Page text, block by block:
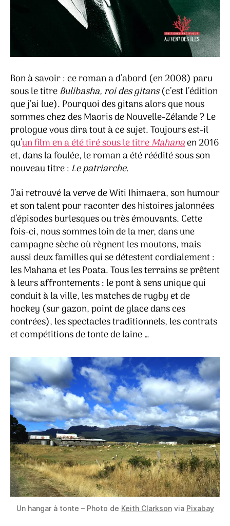
Bon à savoir : ce roman a d’abord (en 2008) paru
sous le titre Bulibasha, roi des gitans(c’est l’édition
que j’ai lue). Pourquoi des gitans alors que nous
sommes chez des Maoris de Nouvelle-Zélande ? Le
prologue vous dira tout à ce sujet. Toujours est-il
qu’un film en a été tiré sous le titreMahanaen 2016
et, dans la foulée, le roman a été réédité sous son
nouveau titre : Le patriarche.
J’ai retrouvé la verve de Witi Ihimaera, son humour
et son talent pour raconter des histoires jalonnées
d’épisodes burlesques ou très émouvants. Cette
fois-ci, nous sommes loin de la mer, dans une
campagne sèche où règnent les moutons, mais
aussi deux familles qui se détestent cordialement :
les Mahana et les Poata. Tous les terrains se prêtent
à leurs affrontements : le pont à sens unique qui
conduit à la ville, les matches de rugby et de
hockey (sur gazon, point de glace dans ces
contrées), les spectacles traditionnels, les contrats
et compétitions de tonte de laine …
Un hangar à tonte – Photo de Keith Clarksonvia Pixabay